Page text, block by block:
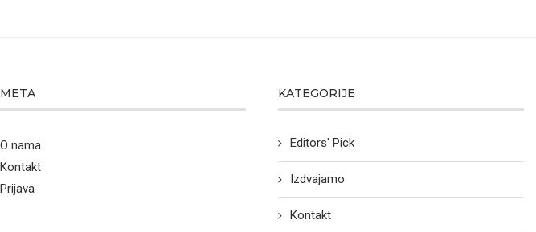
META
O nama
Kontakt
Prijava
KATEGORIJE
Editors' Pick
Izdvajamo
Kontakt